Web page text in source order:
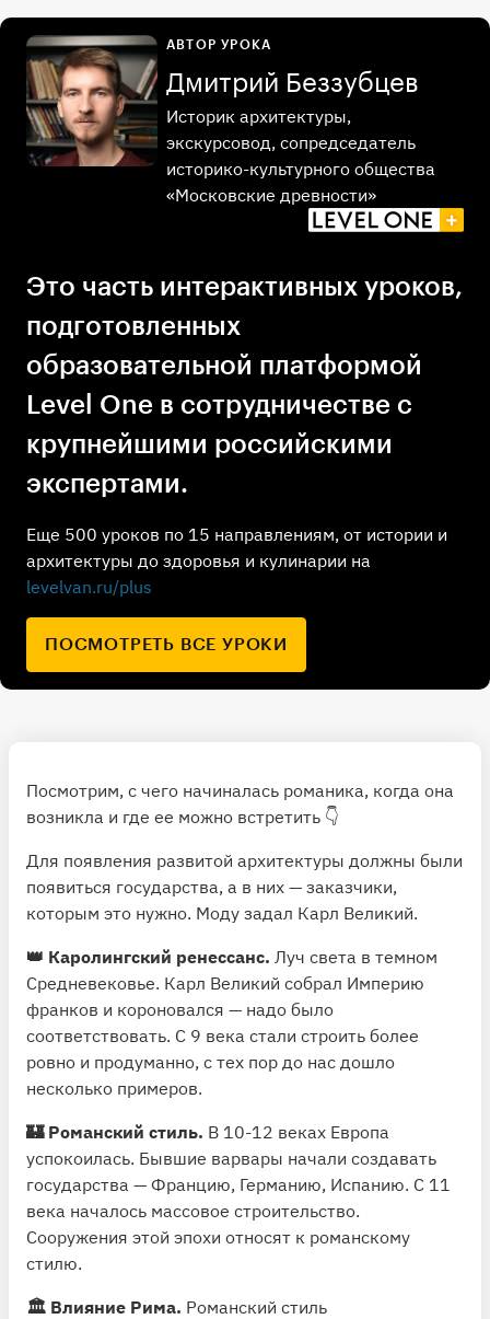
Это часть интерактивных уроков,
подготовленных
образовательной платформой
Level One в сотрудничестве с
крупнейшими российскими
экспертами.
Еще 500 уроков по 15 направлениям, от истории и
архитектуры до здоровья и кулинарии на
levelvan.ru/plus
ПОСМОТРЕТЬ ВСЕ УРОКИ
АВТОР УРОКА
Дмитрий Беззубцев
Историк архитектуры,
экскурсовод, сопредседатель
историко-культурного общества
«Московские древности»
Посмотрим, с чего начиналась романика, когда она
возникла и где ее можно встретить 👇
Для появления развитой архитектуры должны были
появиться государства, а в них — заказчики,
которым это нужно. Моду задал Карл Великий.
👑 Каролингский ренессанс. Луч света в темном
Средневековье. Карл Великий собрал Империю
франков и короновался — надо было
соответствовать. С 9 века стали строить более
ровно и продуманно, с тех пор до нас дошло
несколько примеров.
🏰 Романский стиль. В 10-12 веках Европа
успокоилась. Бывшие варвары начали создавать
государства — Францию, Германию, Испанию. С 11
века началось массовое строительство.
Сооружения этой эпохи относят к романскому
стилю.
🏛 Влияние Рима. Романский стиль